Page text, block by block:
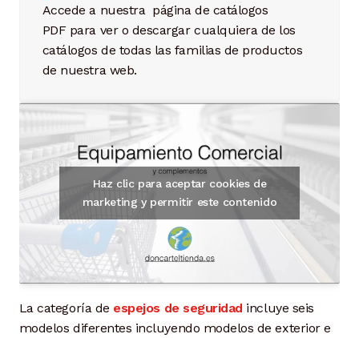
Accede a nuestra página de catálogos
PDF para ver o descargar cualquiera de los
catálogos de todas las familias de productos
de nuestra web.
Haz clic para aceptar cookies de
marketing y permitir este contenido
La categoría de espejos de seguridad incluye seis
modelos diferentes incluyendo modelos de exterior e